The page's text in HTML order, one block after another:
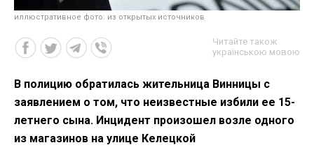
иллюстративное фото: из открытых источников
Читайте також
українською мовою
В полицию обратилась жительница Винницы с
заявлением о том, что неизвестные избили ее 15-
летнего сына. Инцидент произошел возле одного
из магазинов на улице Келецкой